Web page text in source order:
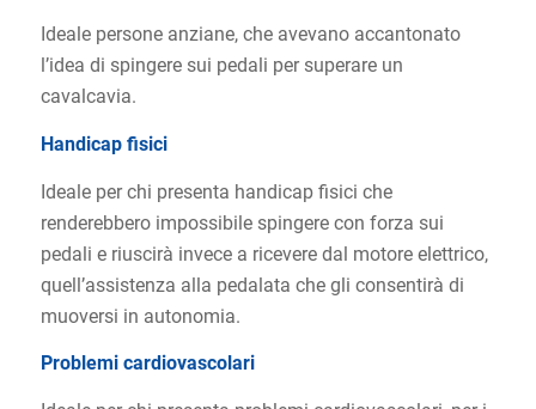
Ideale persone anziane, che avevano accantonato
l’idea di spingere sui pedali per superare un
cavalcavia.
Handicap fisici
Ideale per chi presenta handicap fisici che
renderebbero impossibile spingere con forza sui
pedali e riuscirà invece a ricevere dal motore elettrico,
quell’assistenza alla pedalata che gli consentirà di
muoversi in autonomia.
Problemi cardiovascolari